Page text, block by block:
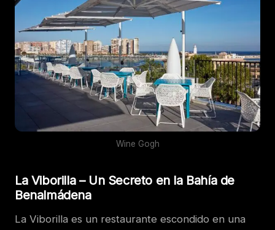
Wine Gogh
La Viborilla – Un Secreto en la Bahía de
Benalmádena
La Viborilla es un restaurante escondido en una